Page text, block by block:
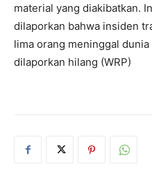
material yang diakibatkan.
dilaporkan bahwa insiden
lima orang meninggal
dilaporkan hilang (WRP)